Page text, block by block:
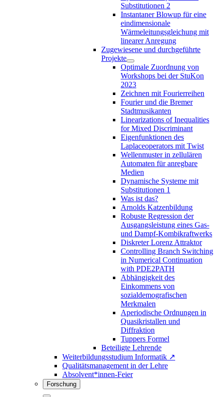
Substitutionen 2
Instantaner Blowup für eine
eindimensionale
Wärmeleitungsgleichung mit
linearer Anregung
Zugewiesene und durchgeführte
Projekte
Optimale Zuordnung von
Workshops bei der StuKon
2023
Zeichnen mit Fourierreihen
Fourier und die Bremer
Stadtmusikanten
Linearizations of Inequalities
for Mixed Discriminant
Eigenfunktionen des
Laplaceoperators mit Twist
Wellenmuster in zellulären
Automaten für anregbare
Medien
Dynamische Systeme mit
Substitutionen 1
Was ist das?
Arnolds Katzenbildung
Robuste Regression der
Ausgangsleistung eines Gas-
und Dampf-Kombikraftwerks
Diskreter Lorenz Attraktor
Controlling Branch Switching
in Numerical Continuation
with PDE2PATH
Abhängigkeit des
Einkommens von
sozialdemografischen
Merkmalen
Aperiodische Ordnungen in
Quasikristallen und
Diffraktion
Tuppers Formel
Beteiligte Lehrende
Weiterbildungsstudium Informatik ↗
Qualitätsmanagement in der Lehre
Absolvent*innen-Feier
Forschung